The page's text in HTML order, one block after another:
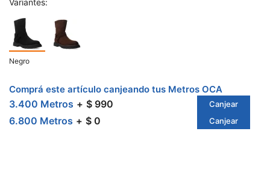
Variantes:
Negro
Comprá este artículo canjeando tus Metros OCA
3.400 Metros $ 990 Canjear
6.800 Metros $ 0 Canjear